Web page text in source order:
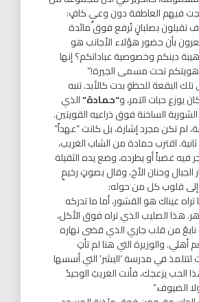
فيهم العاطفة دون وعيٍ كافٍ:
تقبلون بصلبانٍ تُرفع فوق مائدة
بأن حضور هؤلاء الأجانب هو
دينكم وخصوصية عباداتكم؟ إنها
تحت مسمى الجيرة!”
البقعة للحظةٍ بدت كالأبد. تنبه
يوزع حبات التمر، و“حمادة”الذي
الساخنة فوق ذراعيه القويتين.
لم تكن مجرد إشارة، بل كانت “عهداً”
اقترب حمادة من الشاب الغريب،
فيه غضباً أو يطرده، وضع يده الثقيلة
وحنان الأخ، وقال بصوتٍ رخيمٍ
إلى قلوب كل من حوله:
عيناك هو القشور، أما ما تدركه
هذا الصليب الذي تراه فوق الأكل،
من قلب جاري الذي قضى نهاره
والوزيرة التي هنا لم تأتِ
لتتلمذ في مدرسة ‘البشر’ التي أسسها
الحب يزعجك، فأنت الغريبُ الوحيدُ
الضيوف.”